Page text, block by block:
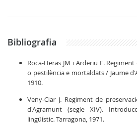
Bibliografia
Roca-Heras JM i Arderiu E.
o pestilència e mortaldats / Jaume
1910.
Veny-Ciar J. Regiment de
d'Agramunt (segle XIV).
lingüístic. Tarragona, 1971.